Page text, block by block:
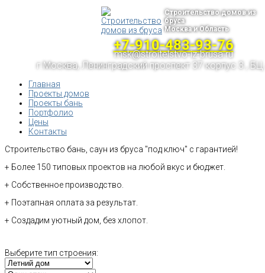
Строительство домов из
бруса
Москва и Область
+7-910-483-93-76
msk@stroitelstvo-iz-brusa.ru
г.Москва, Ленинградский проспект 37 корпус 3 , БЦ
Главная
Проекты домов
Проекты бань
Портфолио
Цены
Контакты
Строительство бань, саун из бруса "под ключ" с гарантией!
+ Более 150 типовых проектов на любой вкус и бюджет.
+ Собственное производство.
+ Поэтапная оплата за результат.
+ Создадим уютный дом, без хлопот.
Выберите тип строения: